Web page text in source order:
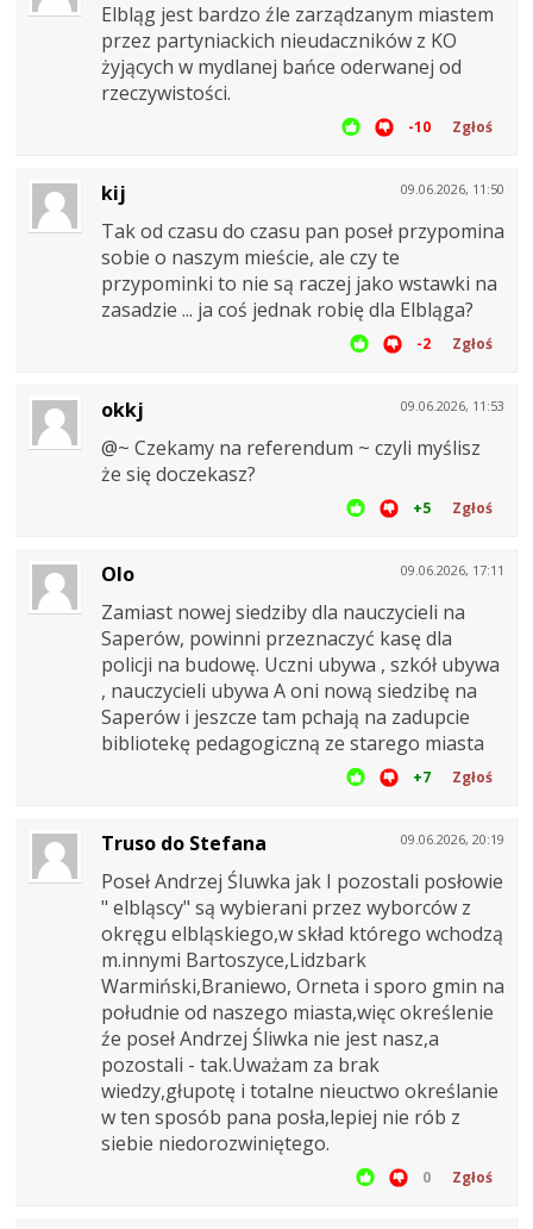
Elbląg jest bardzo źle zarządzanym miastem
przez partyniackich nieudaczników z KO
żyjących w mydlanej bańce oderwanej od
rzeczywistości.
-10 Zgłoś
09.06.2026, 11:50
kij
Tak od czasu do czasu pan poseł przypomina
sobie o naszym mieście, ale czy te
przypominki to nie są raczej jako wstawki na
zasadzie ... ja coś jednak robię dla Elbląga?
-2 Zgłoś
09.06.2026, 11:53
okkj
@~ Czekamy na referendum ~ czyli myślisz
że się doczekasz?
+5 Zgłoś
09.06.2026, 17:11
Olo
Zamiast nowej siedziby dla nauczycieli na
Saperów, powinni przeznaczyć kasę dla
policji na budowę. Uczni ubywa , szkół ubywa
, nauczycieli ubywa A oni nową siedzibę na
Saperów i jeszcze tam pchają na zadupcie
bibliotekę pedagogiczną ze starego miasta
+7 Zgłoś
09.06.2026, 20:19
Truso do Stefana
Poseł Andrzej Śluwka jak I pozostali posłowie
" elbląscy" są wybierani przez wyborców z
okręgu elbląskiego,w skład którego wchodzą
m.innymi Bartoszyce,Lidzbark
Warmiński,Braniewo, Orneta i sporo gmin na
południe od naszego miasta,więc określenie
źe poseł Andrzej Śliwka nie jest nasz,a
pozostali - tak.Uważam za brak
wiedzy,głupotę i totalne nieuctwo określanie
w ten sposób pana posła,lepiej nie rób z
siebie niedorozwiniętego.
0 Zgłoś